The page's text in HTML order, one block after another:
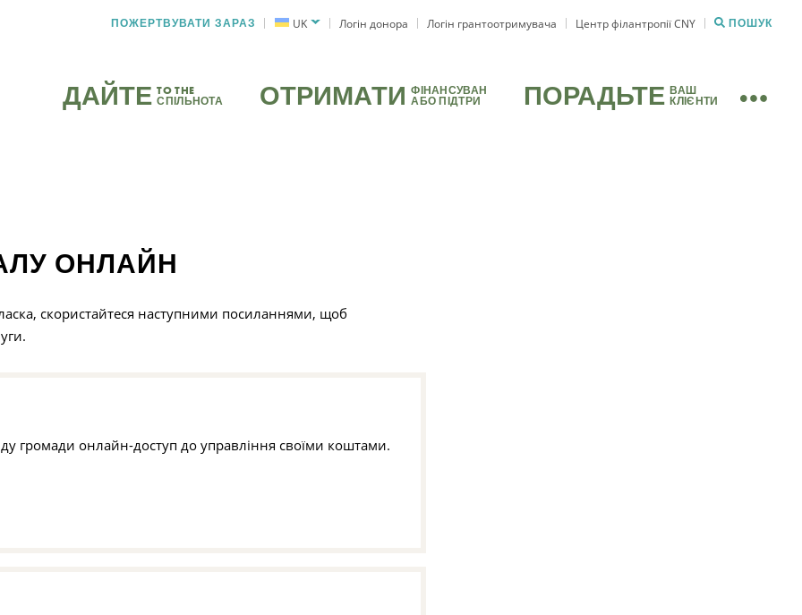
ПОЖЕРТВУВАТИ ЗАРАЗ UK Логін донора Логін грантоотримувача Центр філантропії CNY ПОШУК
ДАЙТЕ TO THE
СПІЛЬНОТА ОТРИМАТИ ФІНАНСУВАН
АБО ПІДТРИ ПОРАДЬТЕ ВАШ
КЛІЄНТИ
ОНЛАЙН
скористайтеся наступними посиланнями, щоб
громади онлайн-доступ до управління своїми коштами.